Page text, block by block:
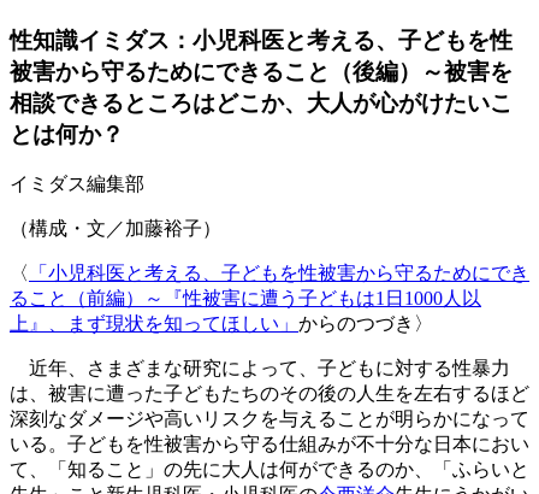
性知識イミダス：小児科医と考える、子どもを性
被害から守るためにできること（後編）～被害を
相談できるところはどこか、大人が心がけたいこ
とは何か？
イミダス編集部
（構成・文／加藤裕子）
〈
「小児科医と考える、子どもを性被害から守るためにでき
ること（前編）～『性被害に遭う子どもは1日1000人以
上』、まず現状を知ってほしい」 からのつづき〉
近年、さまざまな研究によって、子どもに対する性暴力
は、被害に遭った子どもたちのその後の人生を左右するほど
深刻なダメージや高いリスクを与えることが明らかになって
いる。子どもを性被害から守る仕組みが不十分な日本におい
て、「知ること」の先に大人は何ができるのか、「ふらいと